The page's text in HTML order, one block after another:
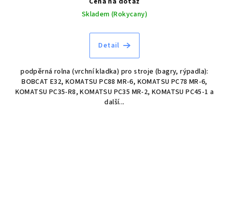
Skladem (Rokycany)
Detail
podpěrná rolna (vrchní kladka) pro stroje (bagry, rýpadla):
BOBCAT E32, KOMATSU PC88 MR-6, KOMATSU PC78 MR-6,
KOMATSU PC35-R8, KOMATSU PC35 MR-2, KOMATSU PC45-1 a
další...